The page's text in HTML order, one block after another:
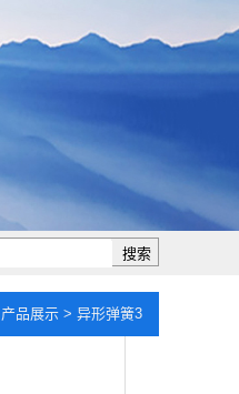
搜索
产品展示 > 异形弹簧3